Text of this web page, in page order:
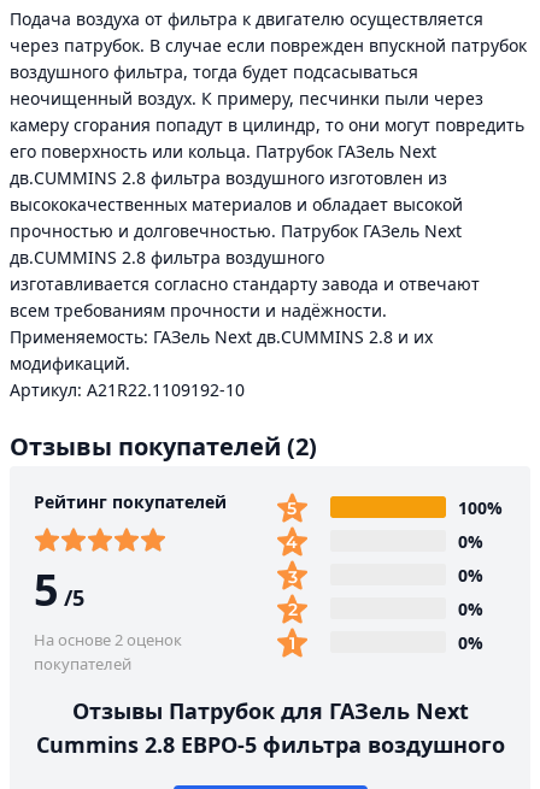
Подача воздуха от фильтра к двигателю осуществляется
через патрубок. В случае если поврежден впускной патрубок
воздушного фильтра, тогда будет подсасываться
неочищенный воздух. К примеру, песчинки пыли через
камеру сгорания попадут в цилиндр, то они могут повредить
его поверхность или кольца. Патрубок ГАЗель Next
дв.CUMMINS 2.8 фильтра воздушного изготовлен из
высококачественных материалов и обладает высокой
прочностью и долговечностью. Патрубок ГАЗель Next
дв.CUMMINS 2.8 фильтра воздушного
изготавливается согласно стандарту завода и отвечают
всем требованиям прочности и надёжности.
Применяемость: ГАЗель Next дв.CUMMINS 2.8 и их
модификаций.
Артикул: A21R22.1109192-10
Отзывы покупателей (2)
Рейтинг покупателей
5 /5
На основе 2 оценок
покупателей
100%
0%
0%
0%
0%
Отзывы Патрубок для ГАЗель Next
Cummins 2.8 ЕВРО-5 фильтра воздушного